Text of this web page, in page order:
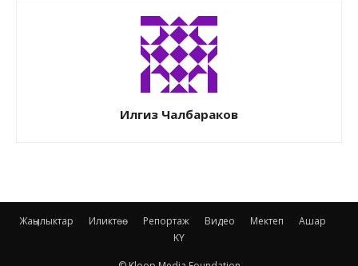
Илгиз Чалбараков
Жаңылыктар Иликтөө Репортаж Видео Мектеп
Ашар
KY